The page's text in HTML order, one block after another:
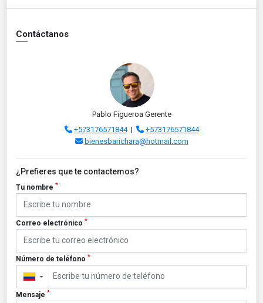
Contáctanos
Pablo Figueroa Gerente
+573176571844|
+573176571844
bienesbarichara@hotmail.com
¿Prefieres que te contactemos?
Tu nombre *
Correo electrónico *
Número de teléfono *
▼
Mensaje *